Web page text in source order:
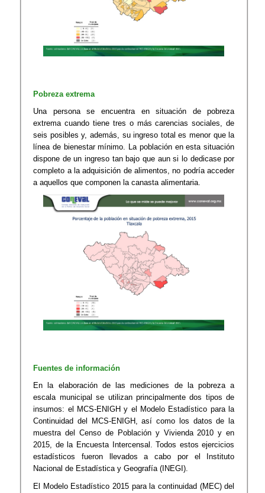
Pobreza extrema
Una persona se encuentra en situación de pobreza
extrema cuando tiene tres o más carencias sociales, de
seis posibles y, además, su ingreso total es menor que la
línea de bienestar mínimo. La población en esta situación
dispone de un ingreso tan bajo que aun si lo dedicase por
completo a la adquisición de alimentos, no podría acceder
a aquellos que componen la canasta alimentaria.
Fuentes de información
En la elaboración de las mediciones de la pobreza a
escala municipal se utilizan principalmente dos tipos de
insumos: el MCS-ENIGH y el Modelo Estadístico para la
Continuidad del MCS-ENIGH, así como los datos de la
muestra del Censo de Población y Vivienda 2010 y en
2015, de la Encuesta Intercensal. Todos estos ejercicios
estadísticos fueron llevados a cabo por el Instituto
Nacional de Estadística y Geografía (INEGI).
El Modelo Estadístico 2015 para la continuidad (MEC) del